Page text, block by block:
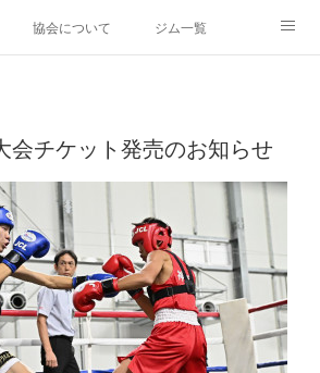
協会について ジム一覧
会チケット発売のお知らせ